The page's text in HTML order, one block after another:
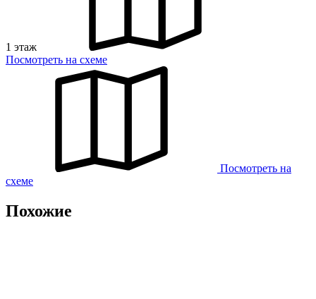
1 этаж
Посмотреть на схеме
Посмотреть на
схеме
Похожие